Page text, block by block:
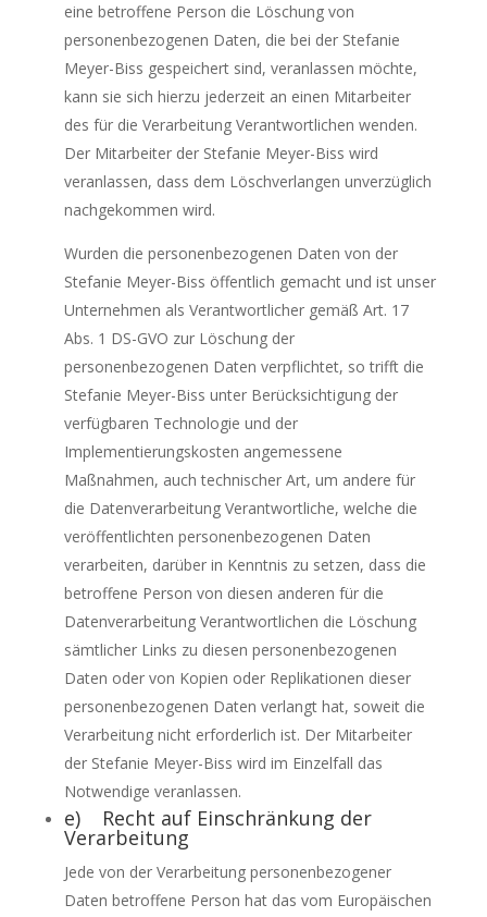
eine betroffene Person die Löschung von
personenbezogenen Daten, die bei der Stefanie
Meyer-Biss gespeichert sind, veranlassen möchte,
kann sie sich hierzu jederzeit an einen Mitarbeiter
des für die Verarbeitung Verantwortlichen wenden.
Der Mitarbeiter der Stefanie Meyer-Biss wird
veranlassen, dass dem Löschverlangen unverzüglich
nachgekommen wird.
Wurden die personenbezogenen Daten von der
Stefanie Meyer-Biss öffentlich gemacht und ist unser
Unternehmen als Verantwortlicher gemäß Art. 17
Abs. 1 DS-GVO zur Löschung der
personenbezogenen Daten verpflichtet, so trifft die
Stefanie Meyer-Biss unter Berücksichtigung der
verfügbaren Technologie und der
Implementierungskosten angemessene
Maßnahmen, auch technischer Art, um andere für
die Datenverarbeitung Verantwortliche, welche die
veröffentlichten personenbezogenen Daten
verarbeiten, darüber in Kenntnis zu setzen, dass die
betroffene Person von diesen anderen für die
Datenverarbeitung Verantwortlichen die Löschung
sämtlicher Links zu diesen personenbezogenen
Daten oder von Kopien oder Replikationen dieser
personenbezogenen Daten verlangt hat, soweit die
Verarbeitung nicht erforderlich ist. Der Mitarbeiter
der Stefanie Meyer-Biss wird im Einzelfall das
Notwendige veranlassen.
e) Recht auf Einschränkung der
Verarbeitung
Jede von der Verarbeitung personenbezogener
Daten betroffene Person hat das vom Europäischen